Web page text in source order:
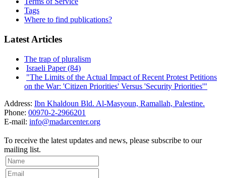
Tags
Where to find publications?
Latest Articles
The trap of pluralism
Israeli Paper (84)
"The Limits of the Actual Impact of Recent Protest Petitions
on the War: 'Citizen Priorities' Versus 'Security Priorities'"
Address: Ibn Khaldoun Bld. Al-Masyoun, Ramallah, Palestine.
Phone: 00970-2-2966201
E-mail: info@madarcenter.org
To receive the latest updates and news, please subscribe to our
mailing list.